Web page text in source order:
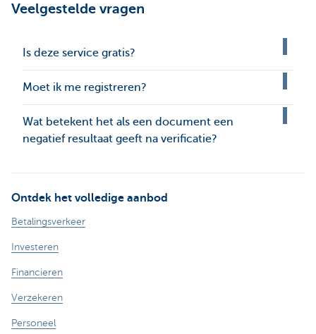
Veelgestelde vragen
Is deze service gratis?
Moet ik me registreren?
Wat betekent het als een document een
negatief resultaat geeft na verificatie?
Ontdek het volledige aanbod
Betalingsverkeer
Investeren
Financieren
Verzekeren
Personeel